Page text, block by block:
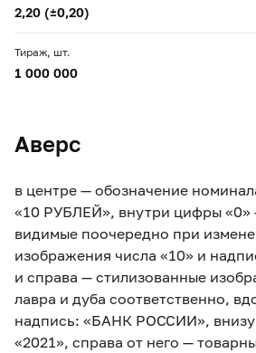
2,20 (±0,20)
Тираж, шт.
1 000 000
Аверс
в центре — обозначение
«10 РУБЛЕЙ», внутри цифры «0»
видимые поочередно при
изображения числа «10» и
и справа — стилизованные
лавра и дуба соответственно,
надпись: «БАНК РОССИИ», внизу
«2021», справа от него —